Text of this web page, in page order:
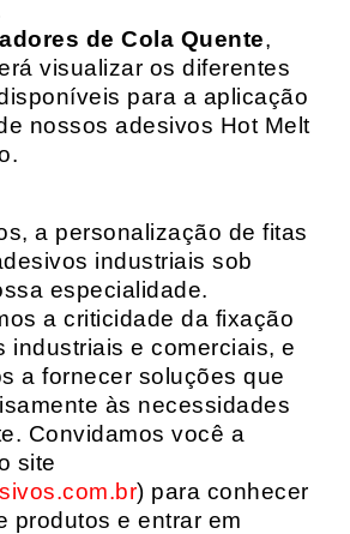
de Cola Quente,
visualizar os diferentes
para a aplicação
nossos adesivos Hot Melt
a personalização de fitas
industriais sob
especialidade.
a criticidade da fixação
industriais e comerciais, e
a fornecer soluções que
às necessidades
Convidamos você a
site
) para conhecer
produtos e entrar em